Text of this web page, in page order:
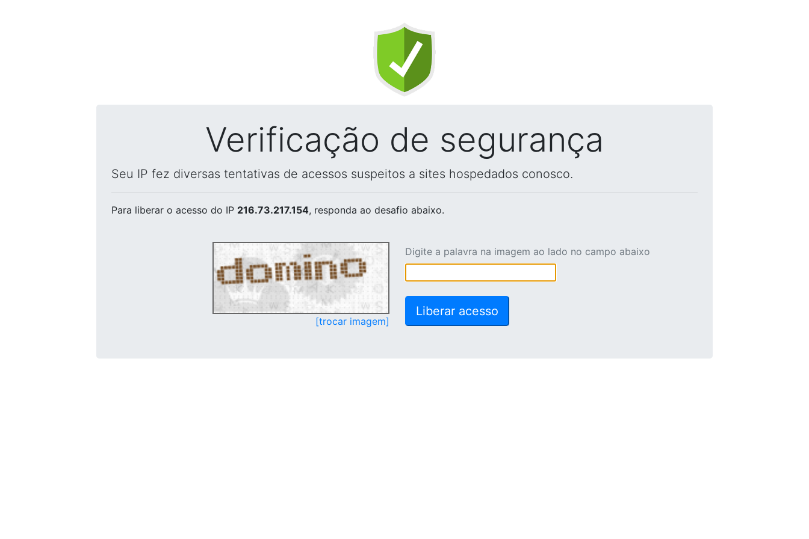
Verificação de segurança
Seu IP fez diversas tentativas de acessos suspeitos a sites hospedados conosco.
Para liberar o acesso do IP 216.73.217.154, responda ao desafio abaixo.
[trocar imagem]
Digite a palavra na imagem ao lado no campo abaixo